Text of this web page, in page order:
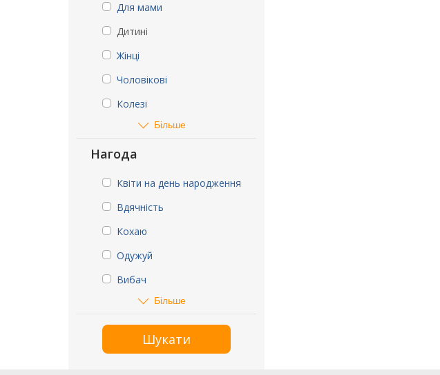
Для мами
Дитині
Жінці
Чоловікові
Колезі
Більше
Нагода
Квіти на день народження
Вдячність
Кохаю
Одужуй
Вибач
Більше
Шукати